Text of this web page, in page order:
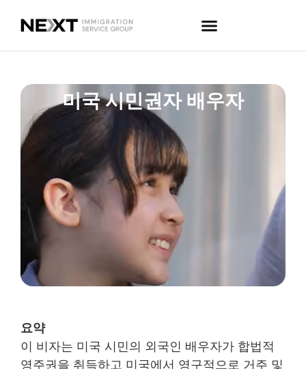
미국 시민권자 배우자
요약
이 비자는 미국 시민의 외국인 배우자가 합법적
영주권을 취득하고 미국에서 영구적으로 거주 및